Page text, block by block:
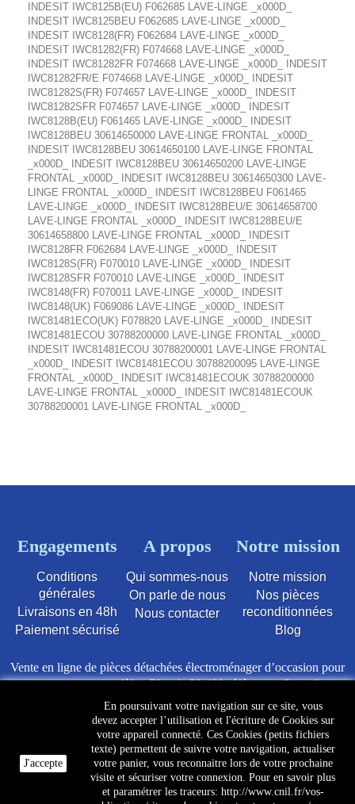
INDESIT IWC8125B(EU) F062685 LAVE-LINGE _x000D_
INDESIT IWC8125BEU F062685 LAVE-LINGE _x000D_
INDESIT IWC8128(FR) F062684 LAVE-LINGE _x000D_
INDESIT IWC81282(FR) F074668 LAVE-LINGE _x000D_
INDESIT IWC81282FR F074668 LAVE-LINGE _x000D_ INDESIT
IWC81282FR/E F074668 LAVE-LINGE _x000D_ INDESIT
IWC81282S(FR) F074657 LAVE-LINGE _x000D_ INDESIT
IWC81282SFR F074657 LAVE-LINGE _x000D_ INDESIT
IWC8128B(EU) F061465 LAVE-LINGE _x000D_ INDESIT
IWC8128BEU 30614650000 LAVE-LINGE FRONTAL _x000D_
INDESIT IWC8128BEU 30614650100 LAVE-LINGE FRONTAL
_x000D_ INDESIT IWC8128BEU 30614650200 LAVE-LINGE
FRONTAL _x000D_ INDESIT IWC8128BEU 30614650300 LAVE-
LINGE FRONTAL _x000D_ INDESIT IWC8128BEU F061465
LAVE-LINGE _x000D_ INDESIT IWC8128BEU/E 30614658700
LAVE-LINGE FRONTAL _x000D_ INDESIT IWC8128BEU/E
30614658800 LAVE-LINGE FRONTAL _x000D_ INDESIT
IWC8128FR F062684 LAVE-LINGE _x000D_ INDESIT
IWC8128S(FR) F070010 LAVE-LINGE _x000D_ INDESIT
IWC8128SFR F070010 LAVE-LINGE _x000D_ INDESIT
IWC8148(FR) F070011 LAVE-LINGE _x000D_ INDESIT
IWC8148(UK) F069086 LAVE-LINGE _x000D_ INDESIT
IWC81481ECO(UK) F078820 LAVE-LINGE _x000D_ INDESIT
IWC81481ECOU 30788200000 LAVE-LINGE FRONTAL _x000D_
INDESIT IWC81481ECOU 30788200001 LAVE-LINGE FRONTAL
_x000D_ INDESIT IWC81481ECOU 30788200095 LAVE-LINGE
FRONTAL _x000D_ INDESIT IWC81481ECOUK 30788200000
LAVE-LINGE FRONTAL _x000D_ INDESIT IWC81481ECOUK
30788200001 LAVE-LINGE FRONTAL _x000D_
Engagements
Conditions
générales
Livraisons en 48h
Paiement sécurisé
A propos
Qui sommes-nous
On parle de nous
Nous contacter
Notre mission
Notre mission
Nos pièces
reconditionnées
Blog
Vente en ligne de pièces détachées électroménager d’occasion pour
toutes marques et modèles. Plus de 22 400 références (Lave-linge,
Sèche-linge, Lave-vaisselle, Micro-ondes, Fours, Cuisinières,
Plaques de cuisson, Réfrigérateurs, Congélateurs, aspirateurs,
Télévisions, LCD, Plasma, Téléviseur.)
Les pièces d’occasion sont révisées, testées pas nos techniciens et
mises en stock dans notre dépôt.
J'accepte
En poursuivant votre navigation sur ce site, vous
devez accepter l’utilisation et l'écriture de Cookies sur
votre appareil connecté. Ces Cookies (petits fichiers
texte) permettent de suivre votre navigation, actualiser
votre panier, vous reconnaitre lors de votre prochaine
visite et sécuriser votre connexion. Pour en savoir plus
et paramétrer les traceurs: http://www.cnil.fr/vos-